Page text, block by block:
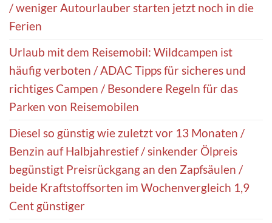
/ weniger Autourlauber starten jetzt noch in die
Ferien
Urlaub mit dem Reisemobil: Wildcampen ist
häufig verboten / ADAC Tipps für sicheres und
richtiges Campen / Besondere Regeln für das
Parken von Reisemobilen
Diesel so günstig wie zuletzt vor 13 Monaten /
Benzin auf Halbjahrestief / sinkender Ölpreis
begünstigt Preisrückgang an den Zapfsäulen /
beide Kraftstoffsorten im Wochenvergleich 1,9
Cent günstiger